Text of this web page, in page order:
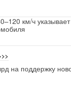
км/ч
на поддержку